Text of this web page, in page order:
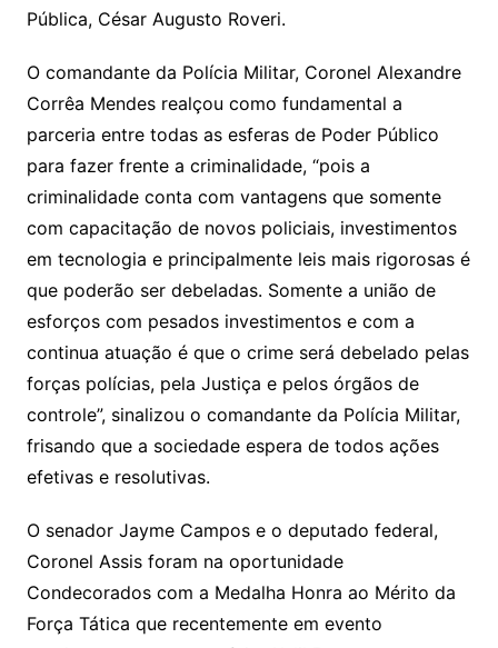
Pública, César Augusto Roveri.
O comandante da Polícia Militar, Coronel Alexandre
Corrêa Mendes realçou como fundamental a
parceria entre todas as esferas de Poder Público
para fazer frente a criminalidade, “pois a
criminalidade conta com vantagens que somente
com capacitação de novos policiais, investimentos
em tecnologia e principalmente leis mais rigorosas é
que poderão ser debeladas. Somente a união de
esforços com pesados investimentos e com a
continua atuação é que o crime será debelado pelas
forças polícias, pela Justiça e pelos órgãos de
controle”, sinalizou o comandante da Polícia Militar,
frisando que a sociedade espera de todos ações
efetivas e resolutivas.
O senador Jayme Campos e o deputado federal,
Coronel Assis foram na oportunidade
Condecorados com a Medalha Honra ao Mérito da
Força Tática que recentemente em evento